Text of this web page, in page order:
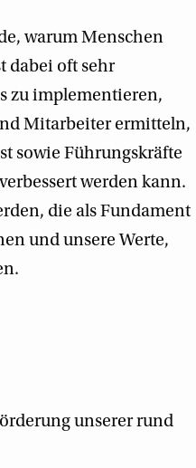
warum Menschen
dabei oft sehr
zu implementieren,
Mitarbeiter ermitteln,
sowie Führungskräfte
werden kann.
die als Fundament
und unsere Werte,
unserer rund